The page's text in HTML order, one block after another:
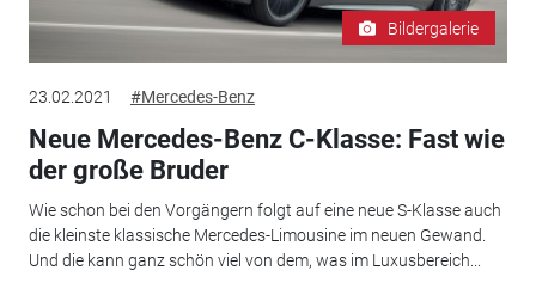
Bildergalerie
23.02.2021 #Mercedes-Benz
Neue Mercedes-Benz C-Klasse: Fast wie
der große Bruder
Wie schon bei den Vorgängern folgt auf eine neue S-Klasse auch
die kleinste klassische Mercedes-Limousine im neuen Gewand.
Und die kann ganz schön viel von dem, was im Luxusbereich...